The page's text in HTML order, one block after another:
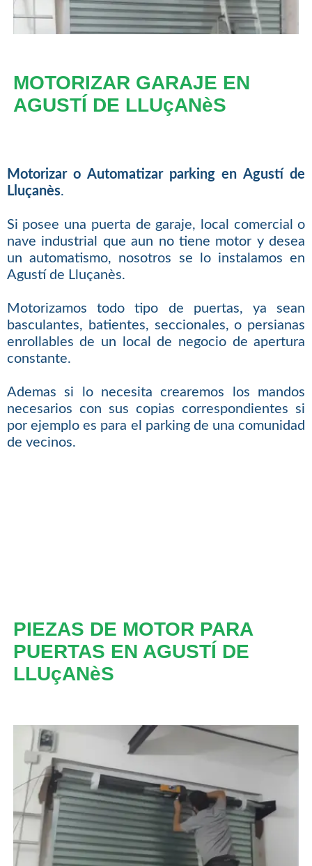
MOTORIZAR GARAJE EN
AGUSTÍ DE LLUçANèS
Motorizar o Automatizar parking en Agustí de
Lluçanès.
Si posee una puerta de garaje, local comercial o
nave industrial que aun no tiene motor y desea
un automatismo, nosotros se lo instalamos en
Agustí de Lluçanès.
Motorizamos todo tipo de puertas, ya sean
basculantes, batientes, seccionales, o persianas
enrollables de un local de negocio de apertura
constante.
Ademas si lo necesita crearemos los mandos
necesarios con sus copias correspondientes si
por ejemplo es para el parking de una comunidad
de vecinos.
PIEZAS DE MOTOR PARA
PUERTAS EN AGUSTÍ DE
LLUçANèS